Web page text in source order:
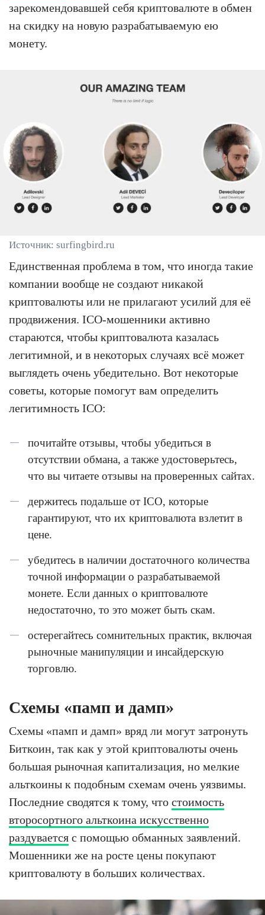
зарекомендовавшей себя криптовалюте в обмен
на скидку на новую разрабатываемую ею
монету.
Источник: surfingbird.ru
Единственная проблема в том, что иногда такие
компании вообще не создают никакой
криптовалюты или не прилагают усилий для её
продвижения. ICO-мошенники активно
стараются, чтобы криптовалюта казалась
легитимной, и в некоторых случаях всё может
выглядеть очень убедительно. Вот некоторые
советы, которые помогут вам определить
легитимность ICO:
почитайте отзывы, чтобы убедиться в
отсутствии обмана, а также удостоверьтесь,
что вы читаете отзывы на проверенных сайтах.
держитесь подальше от ICO, которые
гарантируют, что их криптовалюта взлетит в
цене.
убедитесь в наличии достаточного количества
точной информации о разрабатываемой
монете. Если данных о криптовалюте
недостаточно, то это может быть скам.
остерегайтесь сомнительных практик, включая
рыночные манипуляции и инсайдерскую
торговлю.
Схемы «памп и дамп»
Схемы «памп и дамп» вряд ли могут затронуть
Биткоин, так как у этой криптовалюты очень
большая рыночная капитализация, но мелкие
альткоины к подобным схемам очень уязвимы.
Последние сводятся к тому, что стоимость
второсортного альткоина искусственно
раздувается с помощью обманных заявлений.
Мошенники же на росте цены покупают
криптовалюту в больших количествах.